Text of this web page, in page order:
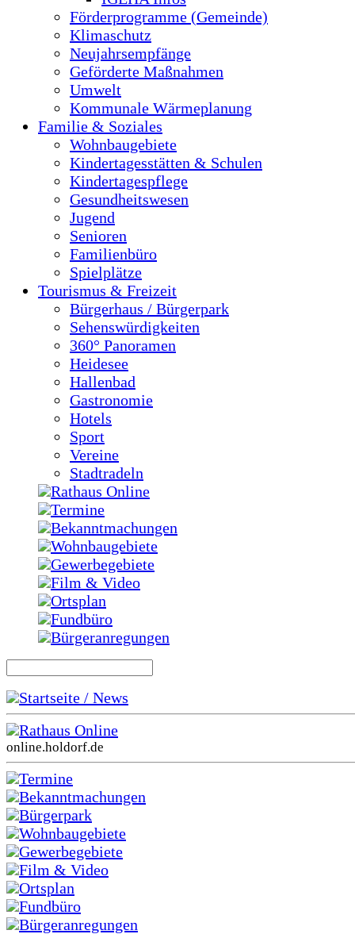
Förderprogramme (Gemeinde)
Klimaschutz
Neujahrsempfänge
Geförderte Maßnahmen
Umwelt
Kommunale Wärmeplanung
Familie & Soziales
Wohnbaugebiete
Kindertagesstätten & Schulen
Kindertagespflege
Gesundheitswesen
Jugend
Senioren
Familienbüro
Spielplätze
Tourismus & Freizeit
Bürgerhaus / Bürgerpark
Sehenswürdigkeiten
360° Panoramen
Heidesee
Hallenbad
Gastronomie
Hotels
Sport
Vereine
Stadtradeln
Rathaus Online
Termine
Bekanntmachungen
Wohnbaugebiete
Gewerbegebiete
Film & Video
Ortsplan
Fundbüro
Bürgeranregungen
Startseite / News
Rathaus Online
online.holdorf.de
Termine
Bekanntmachungen
Bürgerpark
Wohnbaugebiete
Gewerbegebiete
Film & Video
Ortsplan
Fundbüro
Bürgeranregungen